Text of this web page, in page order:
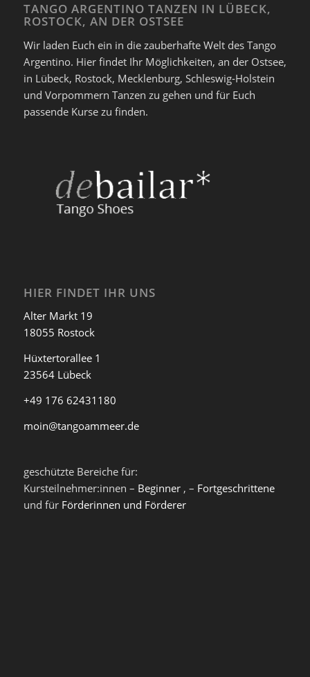
TANGO ARGENTINO TANZEN IN LÜBECK,
ROSTOCK, AN DER OSTSEE
Wir laden Euch ein in die zauberhafte Welt des Tango
Argentino. Hier findet Ihr Möglichkeiten, an der Ostsee,
in Lübeck, Rostock, Mecklenburg, Schleswig-Holstein
und Vorpommern Tanzen zu gehen und für Euch
passende Kurse zu finden.
HIER FINDET IHR UNS
Alter Markt 19
18055 Rostock
Hüxtertorallee 1
23564 Lübeck
+49 176 62431180
moin@tangoammeer.de
geschützte Bereiche für:
Kursteilnehmer:innen – Beginner, – Fortgeschrittene
und für Förderinnen und Förderer